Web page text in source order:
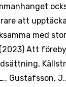
att
med
Att
Gustafsson,